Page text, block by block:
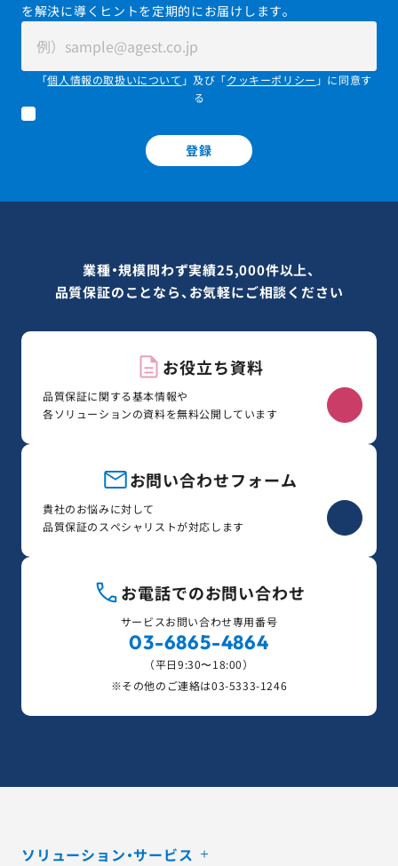
を解決に導くヒントを定期的にお届けします。
「個人情報の取扱いについて 」及び「クッキーポリシー 」に同意す
る
登録
業種・規模問わず実績25,000件以上、
品質保証のことなら、お気軽にご相談ください
お役立ち資料
品質保証に関する基本情報や
各ソリューションの資料を無料公開しています
お問い合わせフォーム
貴社のお悩みに対して
品質保証のスペシャリストが対応します
お電話でのお問い合わせ
サービスお問い合わせ専用番号
03-6865-4864
（平日9:30〜18:00）
※その他のご連絡は03-5333-1246
ソリューション・サービス